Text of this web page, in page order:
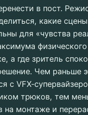
в пост.
какие сцены
для «чувства
физического
а где зритель
Чем раньше
с
трюков, тем
на монтаже и